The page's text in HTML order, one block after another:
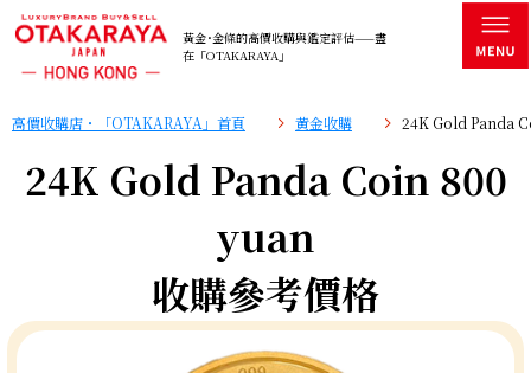
黃金･金條的高價收購與鑑定評估——盡
在「OTAKARAYA」
高價收購店・「OTAKARAYA」首頁 黄金收購 24K Gold Panda
24K Gold Panda Coin 800
yuan
收購參考價格